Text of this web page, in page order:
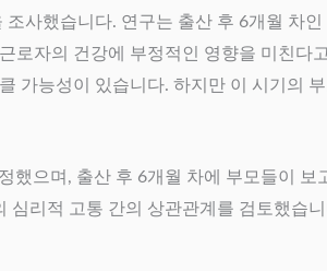
사했습니다. 연구는 출산 후 6개월 차
로자의 건강에 부정적인 영향을 미친
가능성이 있습니다. 하지만 이 시기의
했으며, 출산 후 6개월 차에 부모들이
심리적 고통 간의 상관관계를 검토했습